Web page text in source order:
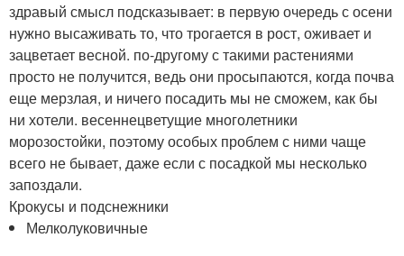
здравый смысл подсказывает: в первую очередь с осени
нужно высаживать то, что трогается в рост, оживает и
зацветает весной. по-другому с такими растениями
просто не получится, ведь они просыпаются, когда почва
еще мерзлая, и ничего посадить мы не сможем, как бы
ни хотели. весеннецветущие многолетники
морозостойки, поэтому особых проблем с ними чаще
всего не бывает, даже если с посадкой мы несколько
запоздали.
Крокусы и подснежники
Мелколуковичные